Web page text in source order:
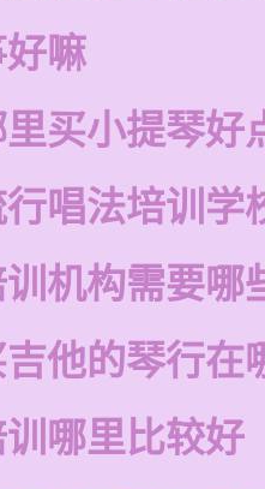
嘛
买小提琴好
唱法培训学
机构需要哪
他的琴行在
哪里比较好